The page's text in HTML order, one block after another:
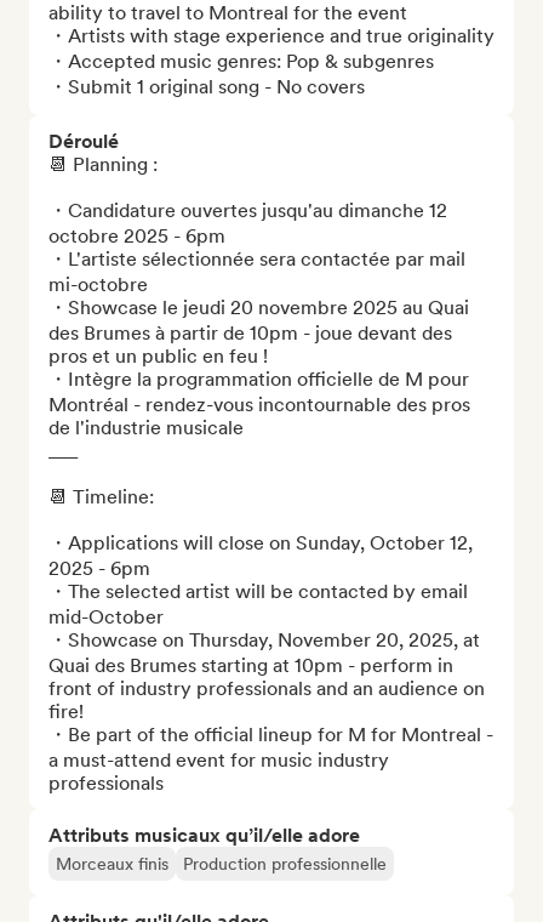
ability to travel to Montreal for the event
・Artists with stage experience and true originality
・Accepted music genres: Pop & subgenres
・Submit 1 original song - No covers
Déroulé
📆 Planning :
・Candidature ouvertes jusqu'au dimanche 12
octobre 2025 - 6pm
・L'artiste sélectionnée sera contactée par mail
mi-octobre
・Showcase le jeudi 20 novembre 2025 au Quai
des Brumes à partir de 10pm - joue devant des
pros et un public en feu !
・Intègre la programmation officielle de M pour
Montréal - rendez-vous incontournable des pros
de l'industrie musicale
📆 Timeline:
・Applications will close on Sunday, October 12,
2025 - 6pm
・The selected artist will be contacted by email
mid-October
・Showcase on Thursday, November 20, 2025, at
Quai des Brumes starting at 10pm - perform in
front of industry professionals and an audience on
fire!
・Be part of the official lineup for M for Montreal -
a must-attend event for music industry
professionals
Attributs musicaux qu’il/elle adore
Morceaux finis Production professionnelle